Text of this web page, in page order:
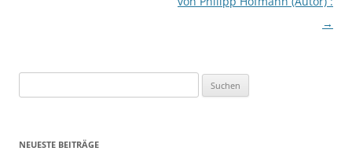
→
nach:
NEUESTE BEITRÄGE